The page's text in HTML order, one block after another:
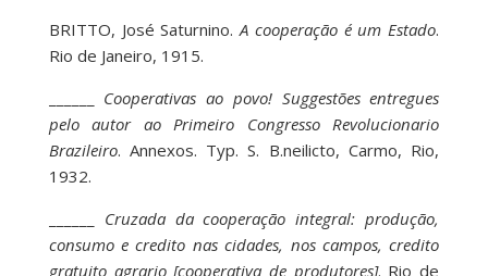
BRITTO, José Saturnino.A cooperação é um Estado.
Rio de Janeiro, 1915.
Cooperativas ao povo! Suggestões entregues
pelo autor ao Primeiro Congresso Revolucionario
Brazileiro. Annexos. Typ. S. B.neilicto, Carmo, Rio,
1932.
Cruzada da cooperação integral: produção,
consumo e credito nas cidades, nos campos, credito
gratuito agrario [cooperativa de produtores]. Rio de